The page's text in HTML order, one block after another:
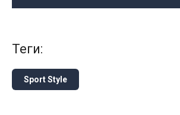
теги:
Sport Style